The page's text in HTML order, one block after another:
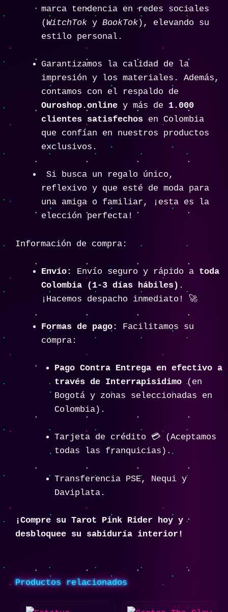
marca tendencia en redes sociales
(WitchTok y BookTok), elevando su
estilo personal.
Garantizamos la calidad de la
impresión y los materiales. Además,
contamos con el respaldo de
Ouroshop.online y más de 1.000
clientes satisfechos en Colombia
que confían en nuestros productos
exclusivos.
Si busca un regalo único,
reflexivo y que esté de moda para
una amiga o familiar, ¡esta es la
elección perfecta!
Información de compra:
Envío: Envío seguro y rápido a toda
Colombia (1-3 días hábiles) .
¡Hacemos despacho inmediato! 🚀
Formas de pago:
Facilitamos su
compra:
Pago Contra Entrega en efectivo a
través de Interrapisidimo(en
Bogotá y zonas seleccionadas en
Colombia).
Tarjeta de crédito 💳 (Aceptamos
todas las franquicias).
Transferencia PSE, Nequi y
Daviplata.
¡Compre su Tarot Pink Rider hoy y
desbloquee su sabiduría interior!
Productos relacionados